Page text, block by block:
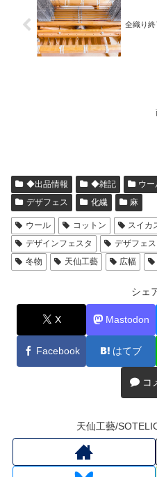
全織り終
◆出品情報 ◆雑記 ウー
デザフェス
化繊 麻
ウール コットン スイカ
デザインフェスタ
デザフェス
冬物
天仙工藝 広幅
シェ
X Mastodon
Facebook はてブ
コ
天仙工藝/